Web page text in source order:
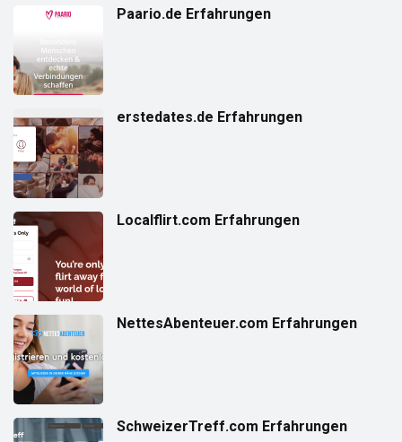
Paario.de Erfahrungen
erstedates.de Erfahrungen
Localflirt.com Erfahrungen
NettesAbenteuer.com Erfahrungen
SchweizerTreff.com Erfahrungen